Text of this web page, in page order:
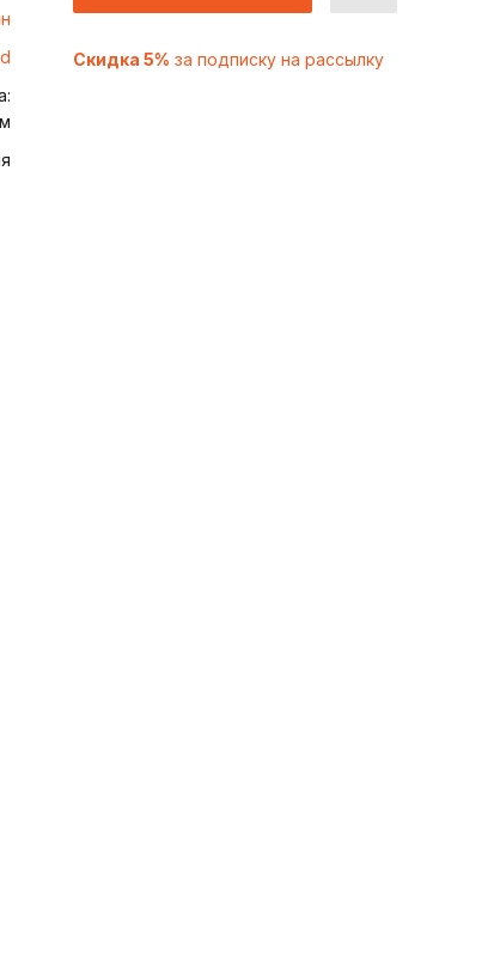
Скидка 5% за подписку на рассылку